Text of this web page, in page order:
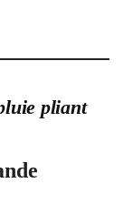
pliant